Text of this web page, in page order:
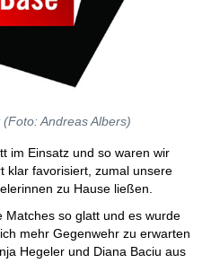
Andreas Albers)
im Einsatz und so waren wir
klar favorisiert, zumal unsere
zu Hause ließen.
Matches so glatt und es wurde
mehr Gegenwehr zu erwarten
Hegeler und Diana Baciu aus